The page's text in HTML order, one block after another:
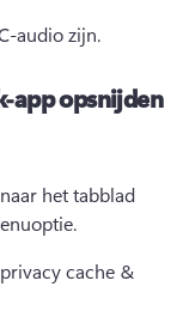
audio zijn.
app opsnijden
het tabblad
cache &